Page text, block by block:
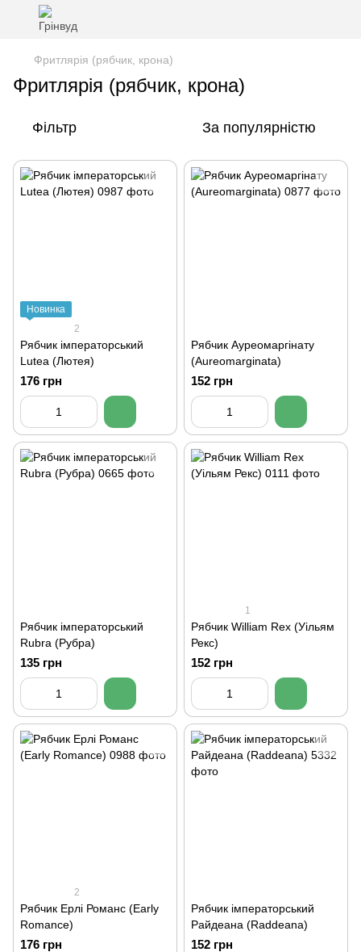
Фритлярія (рябчик, крона)
Фритлярія (рябчик, крона)
Фільтр За популярністю
Новинка
2
Рябчик імператорський
Lutea (Лютея)
176 грн
Рябчик Ауреомаргінату
(Aureomarginata)
152 грн
Рябчик імператорський
Rubra (Рубра)
135 грн
1
Рябчик William Rex (Уільям
Рекс)
152 грн
2
Рябчик Ерлі Романс (Early
Romance)
176 грн
Рябчик імператорський
Райдеана (Raddeana)
152 грн